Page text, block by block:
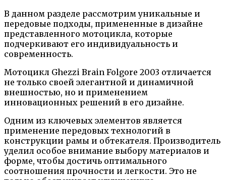
В данном разделе рассмотрим уникальные и
передовые подходы, примененные в дизайне
представленного мотоцикла, которые
подчеркивают его индивидуальность и
современность.
Мотоцикл Ghezzi Brain Folgore 2003 отличается
не только своей элегантной и динамичной
внешностью, но и применением
инновационных решений в его дизайне.
Одним из ключевых элементов является
применение передовых технологий в
конструкции рамы и обтекателя. Производитель
уделил особое внимание выбору материалов и
форме, чтобы достичь оптимального
соотношения прочности и легкости. Это не